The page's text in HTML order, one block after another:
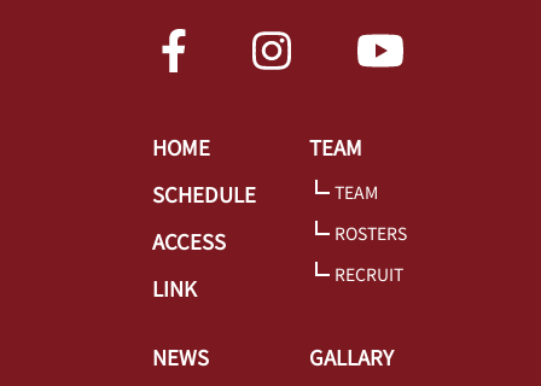
HOME
SCHEDULE
ACCESS
LINK
TEAM
TEAM
ROSTERS
RECRUIT
NEWS GALLARY